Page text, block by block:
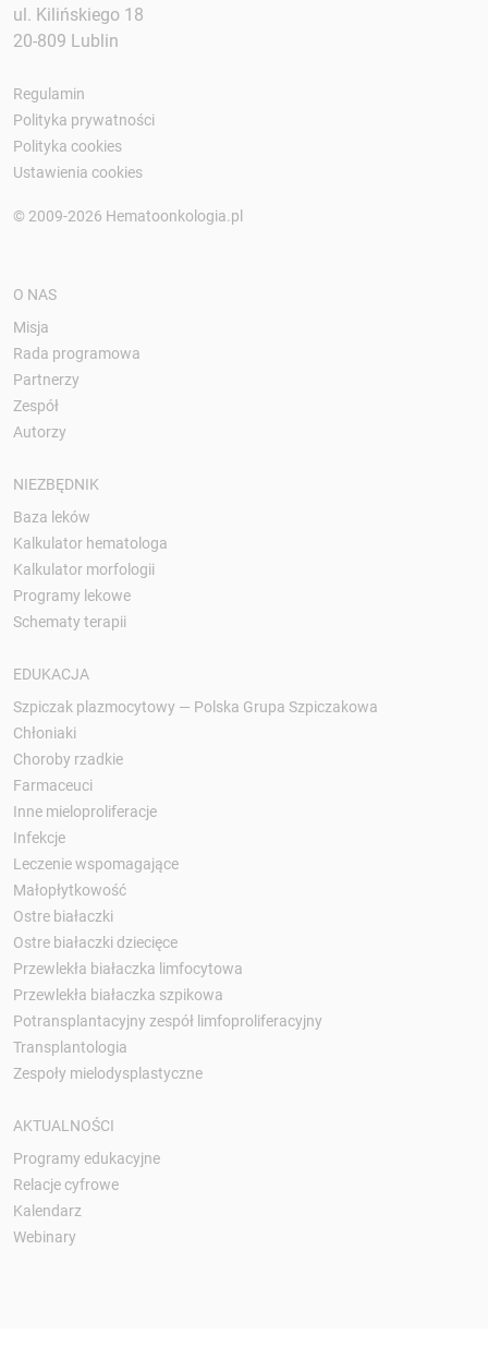
ul. Kilińskiego 18
20-809 Lublin
Regulamin
Polityka prywatności
Polityka cookies
Ustawienia cookies
© 2009-2026 Hematoonkologia.pl
O NAS
Misja
Rada programowa
Partnerzy
Zespół
Autorzy
NIEZBĘDNIK
Baza leków
Kalkulator hematologa
Kalkulator morfologii
Programy lekowe
Schematy terapii
EDUKACJA
Szpiczak plazmocytowy — Polska Grupa Szpiczakowa
Chłoniaki
Choroby rzadkie
Farmaceuci
Inne mieloproliferacje
Infekcje
Leczenie wspomagające
Małopłytkowość
Ostre białaczki
Ostre białaczki dziecięce
Przewlekła białaczka limfocytowa
Przewlekła białaczka szpikowa
Potransplantacyjny zespół limfoproliferacyjny
Transplantologia
Zespoły mielodysplastyczne
AKTUALNOŚCI
Programy edukacyjne
Relacje cyfrowe
Kalendarz
Webinary